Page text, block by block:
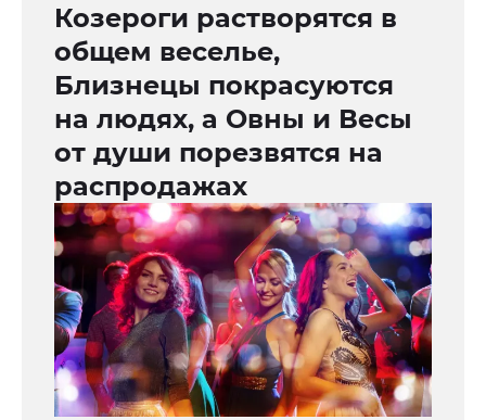
Козероги растворятся в
общем веселье,
Близнецы покрасуются
на людях, а Овны и Весы
от души порезвятся на
распродажах